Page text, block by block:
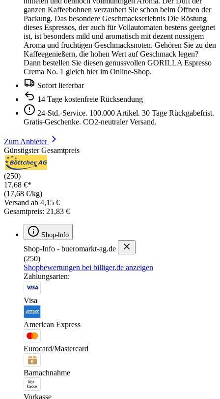
ganzen Kaffeebohnen verzaubert Sie schon beim Öffnen der
Packung. Das besondere Geschmackserlebnis Die Röstung
dieses Espressos, der auch für Vollautomaten bestens geeignet
ist, ist besonders mild und aromatisch mit dezent nussigem
Aroma und fruchtigen Geschmacksnoten. Gehören Sie zu den
Kaffeegenießern, die hohen Wert auf Geschmack legen?
Dann bestellen Sie diesen genussvollen GORILLA Espresso
Crema No. 1 gleich hier im Online-Shop.
Sofort lieferbar
14 Tage kostenfreie Rücksendung
24-Std.-Service. 100.000 Artikel. 30 Tage Rückgabefrist.
Gratis-Geschenke. CO2-neutraler Versand.
Zum Anbieter
Günstigster Gesamtpreis
(250)
17,68 €*
(17,68 €/kg)
Versand ab 4,15 €
Gesamtpreis: 21,83 €
Shop-Info
Shop-Info - bueromarkt-ag.de
(250)
Shopbewertungen bei billiger.de anzeigen
Zahlungsarten:
Visa
American Express
Eurocard/Mastercard
Barnachnahme
Vorkasse